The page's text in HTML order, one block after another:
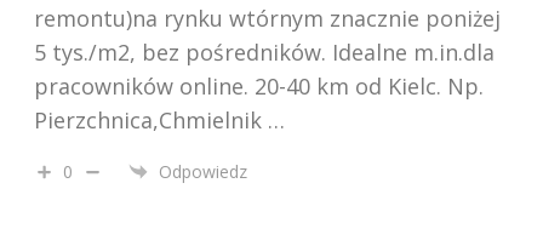
remontu)na rynku wtórnym znacznie poniżej
5 tys./m2, bez pośredników. Idealne m.in.dla
pracowników online. 20-40 km od Kielc. Np.
Pierzchnica,Chmielnik …
0 Odpowiedz